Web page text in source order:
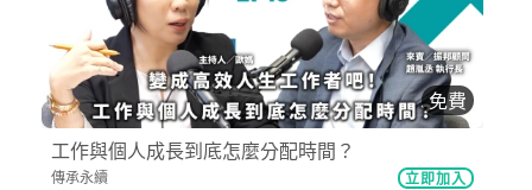
免費
工作與個人成長到底怎麼分配時間？
傳承永續 立即加入